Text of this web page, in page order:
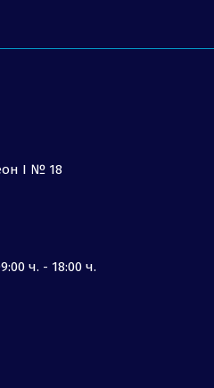
Запитване
I № 18
ч. - 18:00 ч.